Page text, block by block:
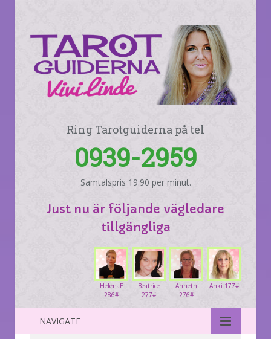
Ring Tarotguiderna på tel
0939-2959
Samtalspris 19:90 per minut.
Just nu är följande vägledare
tillgängliga
Anki 177#
Anneth
276#
Beatrice
277#
HelenaE
286#
NAVIGATE